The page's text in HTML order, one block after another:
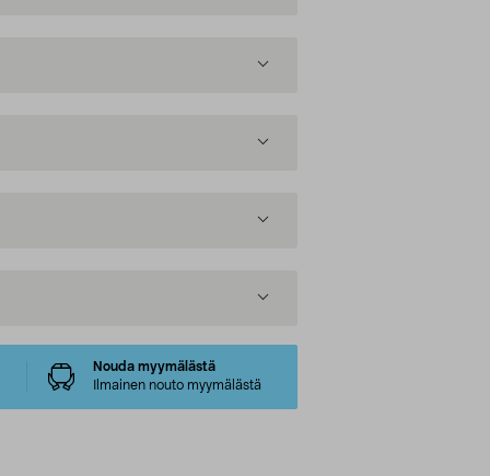
Nouda myymälästä
Ilmainen nouto myymälästä